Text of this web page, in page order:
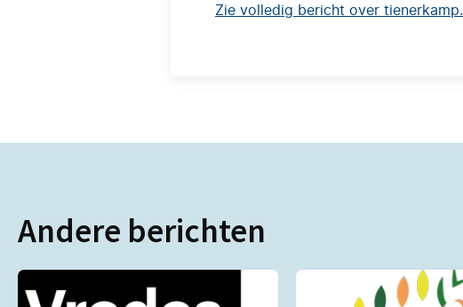
Zie volledig bericht over tienerkamp.
Andere berichten